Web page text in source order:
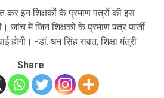
कर इन शिक्षकों के प्रमाण पत्रों की इस
जांच में जिन शिक्षकों के प्रमाण पत्र फर्जी
होगी। -डॉ. धन सिंह रावत, शिक्षा मंत्री
Share